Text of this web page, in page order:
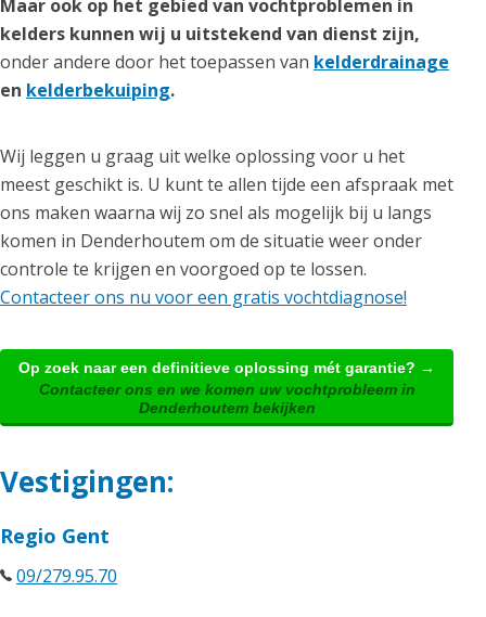
Maar ook op het gebied van vochtproblemen in
kelders kunnen wij u uitstekend van dienst zijn,
onder andere door het toepassen van kelderdrainage
en kelderbekuiping.
Wij leggen u graag uit welke oplossing voor u het
meest geschikt is. U kunt te allen tijde een afspraak met
ons maken waarna wij zo snel als mogelijk bij u langs
komen in Denderhoutem om de situatie weer onder
controle te krijgen en voorgoed op te lossen.
Contacteer ons nu voor een gratis vochtdiagnose!
Op zoek naar een definitieve oplossing mét garantie? →
Contacteer ons en we komen uw vochtprobleem in
Denderhoutem bekijken
Vestigingen:
Regio Gent
09/279.95.70